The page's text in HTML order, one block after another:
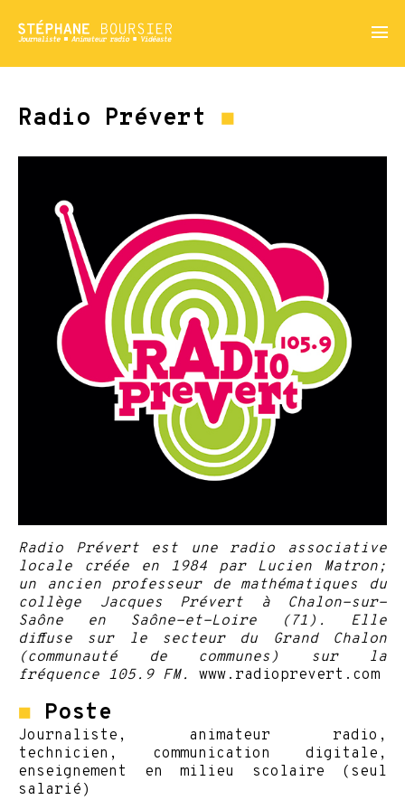
menu
Radio Prévert ◼
Radio Prévert est une radio associative
locale créée en 1984 par Lucien Matron;
un ancien professeur de mathématiques du
collège Jacques Prévert à Chalon-sur-
Saône en Saône-et-Loire (71). Elle
diffuse sur le secteur du Grand Chalon
(communauté de communes) sur la
fréquence 105.9 FM.
www.radioprevert.com
◼ Poste
Journaliste, animateur radio,
technicien, communication digitale,
enseignement en milieu scolaire (seul
salarié)